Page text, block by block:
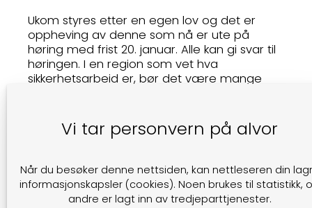
Ukom styres etter en egen lov og det er
oppheving av denne som nå er ute på
høring med frist 20. januar. Alle kan gi svar til
høringen. I en region som vet hva
sikkerhetsarbeid er, bør det være mange
- Styringen av sektoren går ovenfra og ned,
som eierstyringen fra departementet,
fører kontroll, sier Iden. - Vi representerer det
motsatte perspektivet, nemlig nedenfra og
opp. Når noe går galt jobber vi sammen
Vi tar personvern på alvor
Når du besøker denne nettsiden, kan nettleseren din
informasjonskapsler (cookies). Noen brukes til statistikk,
andre er lagt inn av tredjeparttjenester.